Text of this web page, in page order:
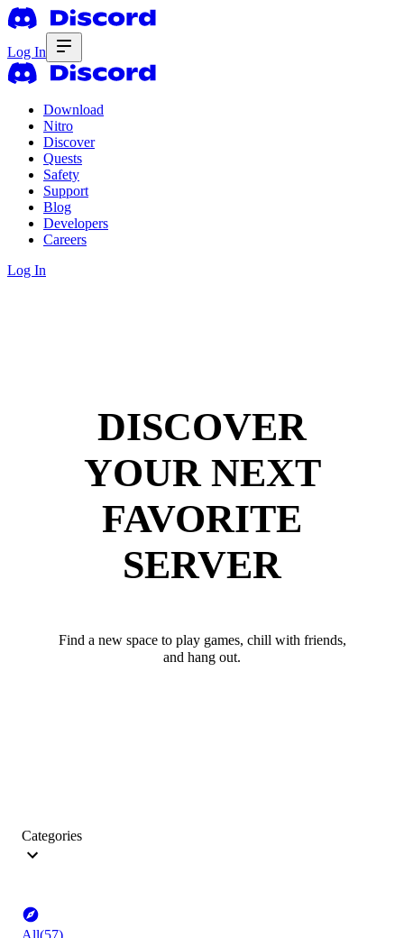
Log In
Download
Nitro
Discover
Quests
Safety
Support
Blog
Developers
Careers
Log In
DISCOVER
YOUR NEXT
FAVORITE
SERVER
Find a new space to play games, chill with friends,
and hang out.
Categories